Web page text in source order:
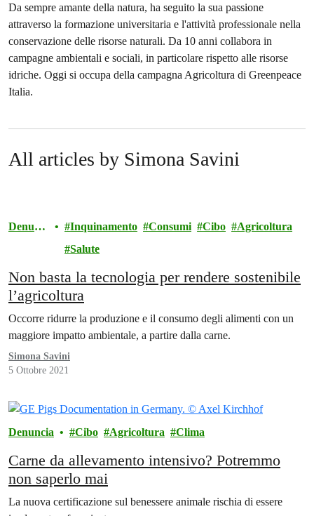
Da sempre amante della natura, ha seguito la sua passione
attraverso la formazione universitaria e l'attività professionale nella
conservazione delle risorse naturali. Da 10 anni collabora in
campagne ambientali e sociali, in particolare rispetto alle risorse
idriche. Oggi si occupa della campagna Agricoltura di Greenpeace
Italia.
All articles by Simona Savini
Denunci
Inquinamento Consumi Cibo
Agricoltura
Salute
Non basta la tecnologia per rendere sostenibile
l’agricoltura
Occorre ridurre la produzione e il consumo degli alimenti con un
maggiore impatto ambientale, a partire dalla carne.
Simona Savini
5 Ottobre 2021
Denuncia Cibo Agricoltura Clima
Carne da allevamento intensivo? Potremmo
non saperlo mai
La nuova certificazione sul benessere animale rischia di essere